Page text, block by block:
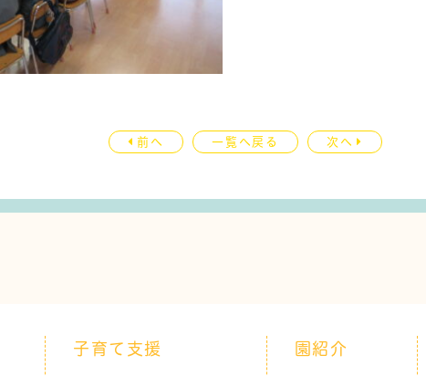
前へ 一覧へ戻る 次へ
子育て支援 園紹介